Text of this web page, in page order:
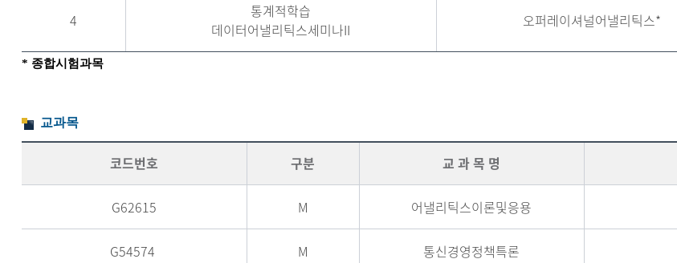
4
통계적학습
데이터어낼리틱스세미나II
오퍼레이셔널어낼리틱스*
* 종합시험과목
교과목
코드번호 구분 교 과 목 명
G62615 M 어낼리틱스이론및응용
G54574 M 통신경영정책특론